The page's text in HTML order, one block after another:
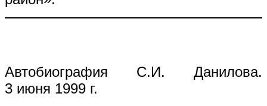
Автобиография С.И. Данилова.
3 июня 1999 г.